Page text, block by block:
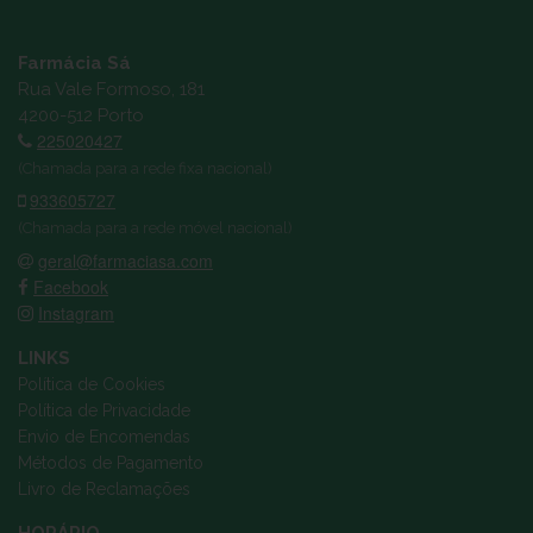
Farmácia Sá
Rua Vale Formoso, 181
4200-512 Porto
225020427
(Chamada para a rede fixa nacional)
933605727
(Chamada para a rede móvel nacional)
geral@farmaciasa.com
Facebook
Instagram
LINKS
Política de Cookies
Política de Privacidade
Envio de Encomendas
Métodos de Pagamento
Livro de Reclamações